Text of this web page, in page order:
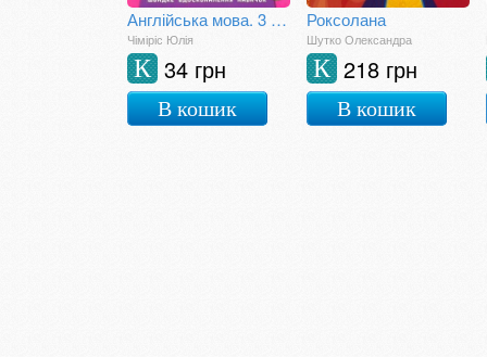
Англійська мова. 3 клас. Зошит практичних завдань
Чіміріс Юлія
34 грн
К
В кошик
Роксолана
Шутко Олександра
218 грн
К
В кошик